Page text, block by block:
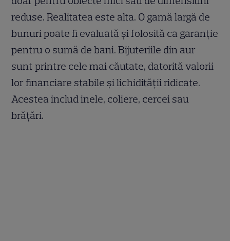
reduse. Realitatea este alta. O gamă largă de
bunuri poate fi evaluată și folosită ca garanție
pentru o sumă de bani. Bijuteriile din aur
sunt printre cele mai căutate, datorită valorii
lor financiare stabile și lichidității ridicate.
Acestea includ inele, coliere, cercei sau
brățări.